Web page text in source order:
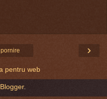
›
pentru web
Blogger.